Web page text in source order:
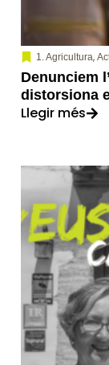
1. Agricultura,
Denunciem
distorsiona
Llegir més